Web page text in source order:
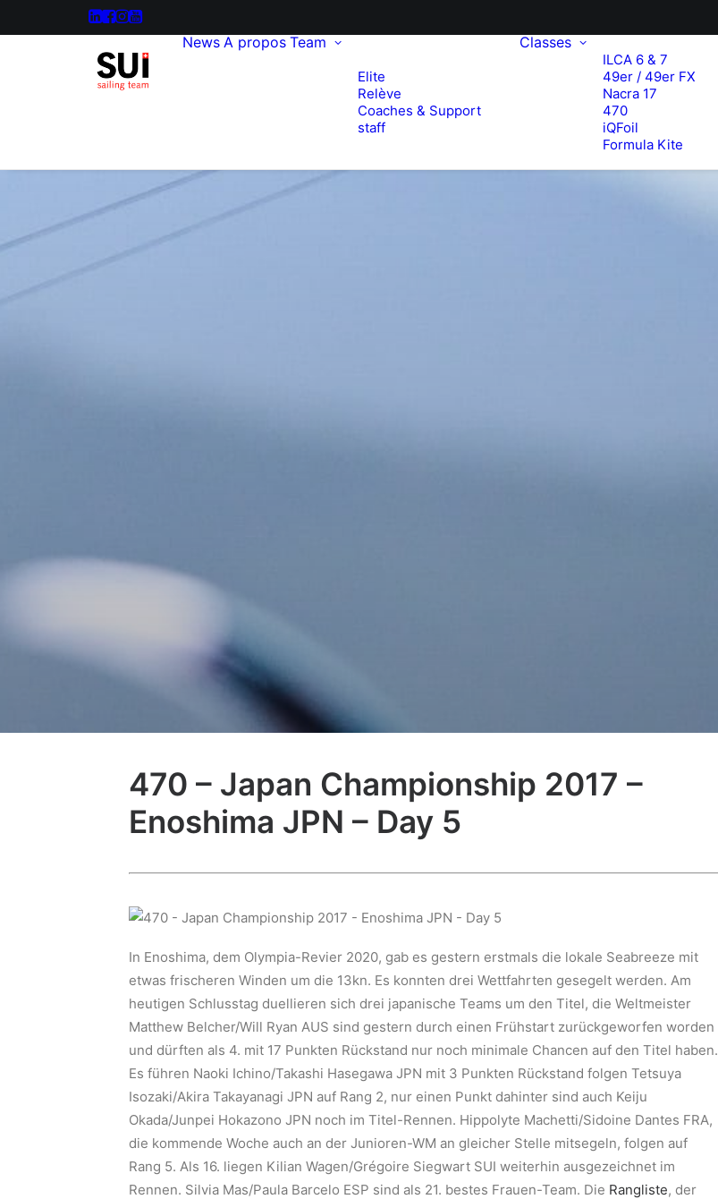
News A propos Team
Elite
Relève
Coaches & Support
staff
Classes
ILCA 6 & 7
49er / 49er FX
Nacra 17
470
iQFoil
Formula Kite
470 – Japan Championship 2017 –
Enoshima JPN – Day 5
In Enoshima, dem Olympia-Revier 2020, gab es gestern erstmals die lokale Seabreeze mit
etwas frischeren Winden um die 13kn. Es konnten drei Wettfahrten gesegelt werden. Am
heutigen Schlusstag duellieren sich drei japanische Teams um den Titel, die Weltmeister
Matthew Belcher/Will Ryan AUS sind gestern durch einen Frühstart zurückgeworfen worden
und dürften als 4. mit 17 Punkten Rückstand nur noch minimale Chancen auf den Titel haben.
Es führen Naoki Ichino/Takashi Hasegawa JPN mit 3 Punkten Rückstand folgen Tetsuya
Isozaki/Akira Takayanagi JPN auf Rang 2, nur einen Punkt dahinter sind auch Keiju
Okada/Junpei Hokazono JPN noch im Titel-Rennen. Hippolyte Machetti/Sidoine Dantes FRA,
die kommende Woche auch an der Junioren-WM an gleicher Stelle mitsegeln, folgen auf
Rang 5. Als 16. liegen Kilian Wagen/Grégoire Siegwart SUI weiterhin ausgezeichnet im
Rennen. Silvia Mas/Paula Barcelo ESP sind als 21. bestes Frauen-Team. Die Rangliste, der